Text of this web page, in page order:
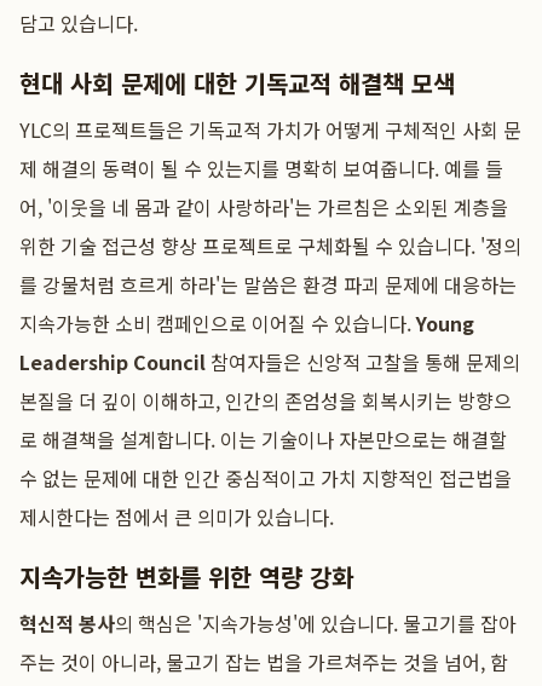
담고 있습니다.
현대 사회 문제에 대한 기독교적 해결책 모색
YLC의 프로젝트들은 기독교적 가치가 어떻게 구체적인 사회 문
제 해결의 동력이 될 수 있는지를 명확히 보여줍니다. 예를 들
어, '이웃을 네 몸과 같이 사랑하라'는 가르침은 소외된 계층을
위한 기술 접근성 향상 프로젝트로 구체화될 수 있습니다. '정의
를 강물처럼 흐르게 하라'는 말씀은 환경 파괴 문제에 대응하는
지속가능한 소비 캠페인으로 이어질 수 있습니다.Young
Leadership Council 참여자들은 신앙적 고찰을 통해 문제의
본질을 더 깊이 이해하고, 인간의 존엄성을 회복시키는 방향으
로 해결책을 설계합니다. 이는 기술이나 자본만으로는 해결할
수 없는 문제에 대한 인간 중심적이고 가치 지향적인 접근법을
제시한다는 점에서 큰 의미가 있습니다.
지속가능한 변화를 위한 역량 강화
혁신적 봉사의 핵심은 '지속가능성'에 있습니다. 물고기를 잡아
주는 것이 아니라, 물고기 잡는 법을 가르쳐주는 것을 넘어, 함